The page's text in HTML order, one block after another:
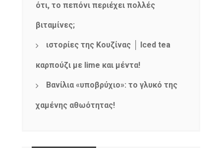
ότι, το πεπόνι περιέχει πολλές
βιταμίνες;
ιστορίες της Κουζίνας │ Iced tea
καρπούζι με lime και μέντα!
Βανίλια «υποβρύχιο»: το γλυκό της
χαμένης αθωότητας!